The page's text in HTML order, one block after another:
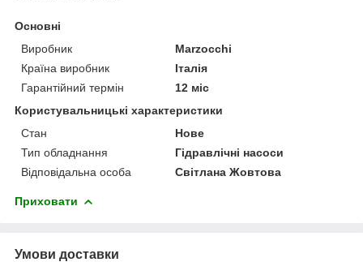
Основні
Виробник
Marzocchi
Країна виробник
Італія
Гарантійний термін
12 міс
Користувальницькі характеристики
Стан
Нове
Тип обладнання
Гідравлічні насоси
Відповідальна особа
Світлана Жовтова
Приховати
Умови доставки